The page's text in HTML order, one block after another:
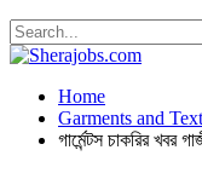
Home
Garments and
গার্মেন্টস চাকরির খবর